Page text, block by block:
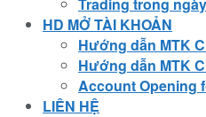
HD MỞ TÀI KHOẢN
Hướng dẫn MTK
Hướng dẫn MTK
Account Opening
LIÊN HỆ